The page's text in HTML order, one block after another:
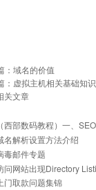
： 域名的价值
： 虚拟主机相关基础知识
关文章
（西部数码教程）一、
名解析设置方法介绍
毒邮件专题
问网站出现Directory
门取款问题集锦